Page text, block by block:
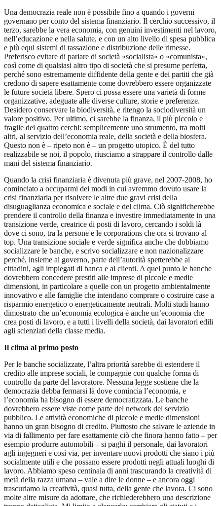
Una democrazia reale non è possibile fino a quando i governi
governano per conto del sistema finanziario. Il cerchio successivo, il
terzo, sarebbe la vera economia, con genuini investimenti nel lavoro,
nell’educazione e nella salute, e con un alto livello di spesa pubblica
e più equi sistemi di tassazione e distribuzione delle rimesse.
Preferisco evitare di parlare di società «socialista» o «comunista»,
così come di qualsiasi altro tipo di società che si presume perfetta,
perché sono estremamente diffidente della gente e dei partiti che già
credono di sapere esattamente come dovrebbero essere organizzate
le future società libere. Spero ci possa essere una varietà di forme
organizzative, adeguate alle diverse culture, storie e preferenze.
Desidero conservare la biodiversità, e ritengo la sociodiversità un
valore positivo. Per ultimo, ci sarebbe la finanza, il più piccolo e
fragile dei quattro cerchi: semplicemente uno strumento, tra molti
altri, al servizio dell’economia reale, della società e della biosfera.
Questo non è – ripeto non è – un progetto utopico. È del tutto
realizzabile se noi, il popolo, riusciamo a strappare il controllo dalle
mani del sistema finanziario.
Quando la crisi finanziaria è divenuta più grave, nel 2007-2008, ho
cominciato a occuparmi dei modi in cui avremmo dovuto usare la
crisi finanziaria per risolvere le altre due gravi crisi della
disuguaglianza economica e sociale e del clima. Ciò significherebbe
prendere il controllo della finanza e investire immediatamente in una
transizione verde, creatrice di posti di lavoro, cercando i soldi là
dove ci sono, tra la persone e le corporations che ora si trovano al
top. Una transizione sociale e verde significa anche che dobbiamo
socializzare le banche, e scrivo socializzare e non nazionalizzare
perché, insieme al governo, parte dell’autorità spetterebbe ai
cittadini, agli impiegati di banca e ai clienti. A quel punto le banche
dovrebbero concedere prestiti alle imprese di piccole e medie
dimensioni, in particolare a quelle con un progetto ambientalmente
innovativo e alle famiglie che intendano comprare o costruire case a
risparmio energetico o energeticamente neutrali. Molti studi hanno
dimostrato che un’economia ecologica è anche un’economia che
crea posti di lavoro, e a tutti i livelli della società, dai lavoratori edili
agli scienziati della classe media.
Il clima al primo posto
Per le banche socializzate, l’altra priorità sarebbe di estendere il
credito alle imprese sociali, le compagnie con qualche forma di
controllo da parte del lavoratore. Nessuna legge sostiene che la
democrazia debba fermarsi là dove comincia l’economia, e
l’economia ha bisogno di essere democratizzata. Le banche
dovrebbero essere viste come parte del network del servizio
pubblico. Le attività economiche di piccole e medie dimensioni
hanno un gran bisogno di credito. Piuttosto che salvare le aziende in
via di fallimento per fare esattamente ciò che finora hanno fatto – per
esempio produrre automobili – si paghi il personale, dai lavoratori
agli ingegneri e così via, per inventare nuovi prodotti che siano i più
socialmente utili e che possano essere prodotti negli attuali luoghi di
lavoro. Abbiamo speso centinaia di anni trascurando la creatività di
metà della razza umana – vale a dire le donne – e ancora oggi
trascuriamo la creatività, quasi tutta, della gente che lavora. Ci sono
molte altre misure da adottare, che richiederebbero una descrizione